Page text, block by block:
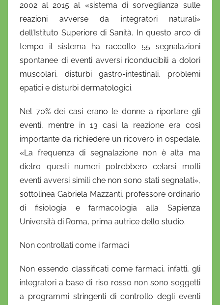
2002 al 2015 al «sistema di sorveglianza sulle
reazioni avverse da integratori naturali»
dell’Istituto Superiore di Sanità. In questo arco di
tempo il sistema ha raccolto 55 segnalazioni
spontanee di eventi avversi riconducibili a dolori
muscolari, disturbi gastro-intestinali, problemi
epatici e disturbi dermatologici.
Nel 70% dei casi erano le donne a riportare gli
eventi, mentre in 13 casi la reazione era così
importante da richiedere un ricovero in ospedale.
«La frequenza di segnalazione non è alta ma
dietro questi numeri potrebbero celarsi molti
eventi avversi simili che non sono stati segnalati»,
sottolinea Gabriela Mazzanti, professore ordinario
di fisiologia e farmacologia alla Sapienza
Università di Roma, prima autrice dello studio.
Non controllati come i farmaci
Non essendo classificati come farmaci, infatti, gli
integratori a base di riso rosso non sono soggetti
a programmi stringenti di controllo degli eventi